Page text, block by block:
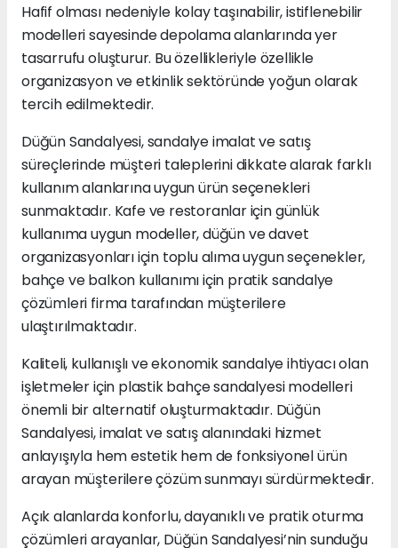
Hafif olması nedeniyle kolay taşınabilir, istiflenebilir
modelleri sayesinde depolama alanlarında yer
tasarrufu oluşturur. Bu özellikleriyle özellikle
organizasyon ve etkinlik sektöründe yoğun olarak
tercih edilmektedir.
Düğün Sandalyesi, sandalye imalat ve satış
süreçlerinde müşteri taleplerini dikkate alarak farklı
kullanım alanlarına uygun ürün seçenekleri
sunmaktadır. Kafe ve restoranlar için günlük
kullanıma uygun modeller, düğün ve davet
organizasyonları için toplu alıma uygun seçenekler,
bahçe ve balkon kullanımı için pratik sandalye
çözümleri firma tarafından müşterilere
ulaştırılmaktadır.
Kaliteli, kullanışlı ve ekonomik sandalye ihtiyacı olan
işletmeler için plastik bahçe sandalyesi modelleri
önemli bir alternatif oluşturmaktadır. Düğün
Sandalyesi, imalat ve satış alanındaki hizmet
anlayışıyla hem estetik hem de fonksiyonel ürün
arayan müşterilere çözüm sunmayı sürdürmektedir.
Açık alanlarda konforlu, dayanıklı ve pratik oturma
çözümleri arayanlar, Düğün Sandalyesi’nin sunduğu